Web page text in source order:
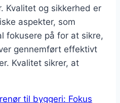
Kvalitet og sikkerhed er
aspekter, som
fokusere på for at sikre,
gennemført effektivt
Kvalitet sikrer, at
til byggeri: Fokus